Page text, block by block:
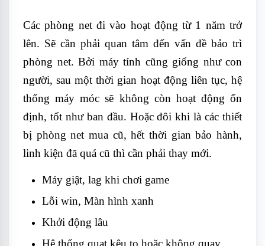
Các phòng net đi vào hoạt động từ 1 năm trở
lên. Sẽ cần phải quan tâm đến vấn đề bảo trì
phòng net. Bởi máy tính cũng giống như con
người, sau một thời gian hoạt động liên tục, hệ
thống máy móc sẽ không còn hoạt động ổn
định, tốt như ban đầu. Hoặc đôi khi là các thiết
bị phòng net mua cũ, hết thời gian bảo hành,
linh kiện đã quá cũ thì cần phải thay mới.
Máy giật, lag khi chơi game
Lỗi win, Màn hình xanh
Khởi động lâu
Hệ thống quạt kêu to hoặc không quay